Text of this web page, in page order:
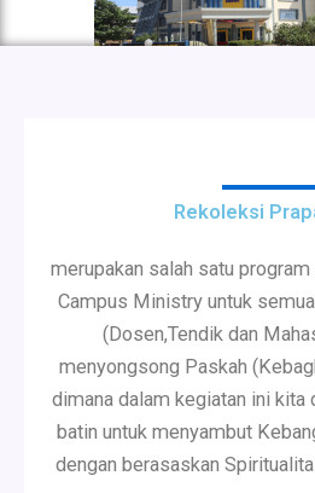
Rekoleksi
merupakan salah satu
Campus Ministry untuk
(Dosen,Tendik dan
menyongsong Paskah
dimana dalam kegiatan ini kita
batin untuk menyambut
dengan berasaskan